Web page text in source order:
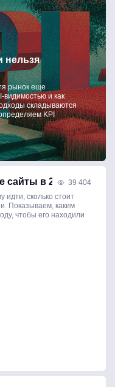
нельзя
рынок еще
видимостью и как
складываются
KPI
39 404
сайты в 2026 году
идти, сколько стоит
Показываем, каким
чтобы его находили